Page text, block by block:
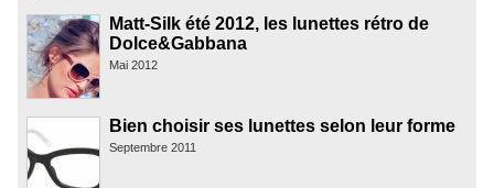
Matt-Silk été 2012, les lunettes rétro de
Dolce&Gabbana
Mai 2012
Bien choisir ses lunettes selon leur forme
Septembre 2011